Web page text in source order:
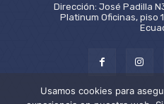
Dirección: José Padilla
Platinum Oficinas, piso
Usamos cookies para